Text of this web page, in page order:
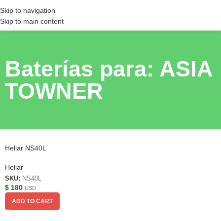
Skip to navigation
Skip to main content
Baterías para: ASIA
TOWNER
Heliar NS40L
Heliar
SKU: NS40L
$ 180 USD
ADD TO CART